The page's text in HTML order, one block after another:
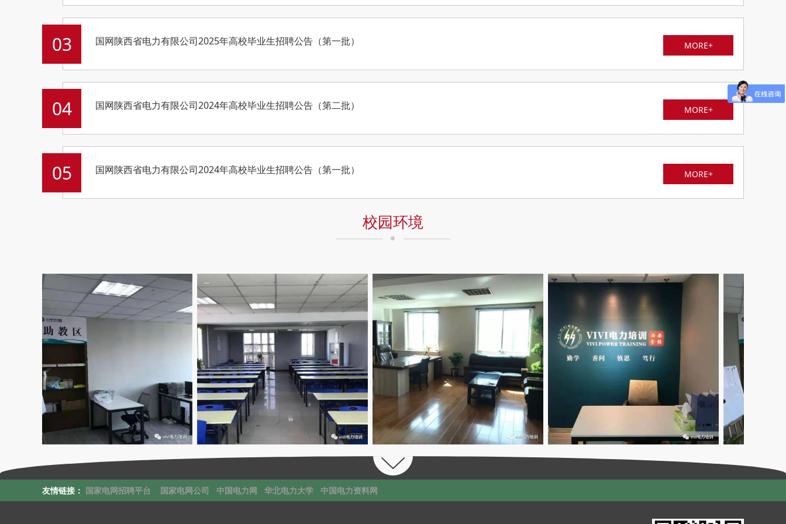
03 国网陕西省电力有限公司2025年高校毕业生招聘公告（第一批） MORE+
04 国网陕西省电力有限公司2024年高校毕业生招聘公告（第二批） MORE+
05 国网陕西省电力有限公司2024年高校毕业生招聘公告（第一批） MORE+
校园环境
友情链接： 国家电网招聘平台 国家电网公司 中国电力网 华北电力大学 中国电力资料网